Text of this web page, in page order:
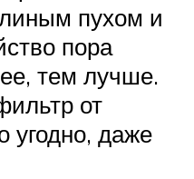
пухом и
пора
тем лучше.
от
угодно, даже